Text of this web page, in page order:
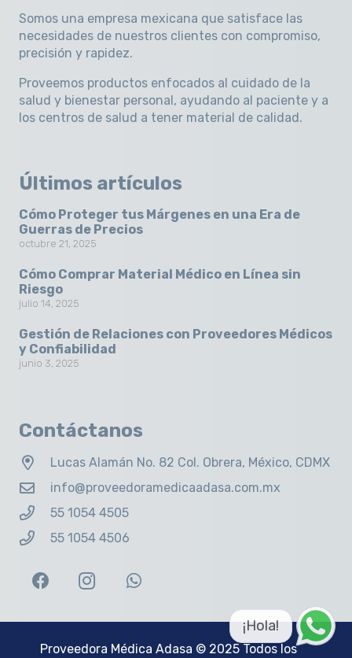
Somos una empresa mexicana que satisface las
necesidades de nuestros clientes con compromiso,
precisión y rapidez.
Proveemos productos enfocados al cuidado de la
salud y bienestar personal, ayudando al paciente y a
los centros de salud a tener material de calidad.
Últimos artículos
Cómo Proteger tus Márgenes en una Era de
Guerras de Precios
octubre 21, 2025
Cómo Comprar Material Médico en Línea sin
Riesgo
julio 14, 2025
Gestión de Relaciones con Proveedores Médicos
y Confiabilidad
junio 3, 2025
Contáctanos
Lucas Alamán No. 82 Col. Obrera, México, CDMX
info@proveedoramedicaadasa.com.mx
55 1054 4505
55 1054 4506
Proveedora Médica Adasa © 2025 Todos los
¡Hola!